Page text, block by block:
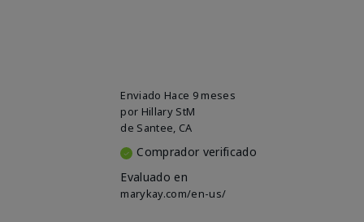
Enviado Hace 9 meses
por Hillary StM
de Santee, CA
Comprador verificado
Evaluado en
marykay.com/en-us/